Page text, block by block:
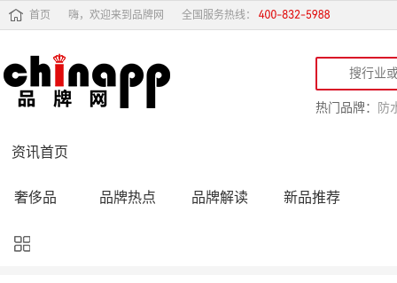
首页 嗨，欢迎来到品牌网 全国服务热线：
热门品牌： 防
资讯首页
奢侈品 品牌热点 品牌解读 新品推荐
品牌黑榜